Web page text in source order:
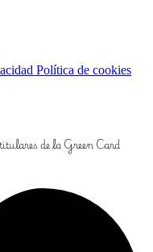
Política de cookies
de la Green Card